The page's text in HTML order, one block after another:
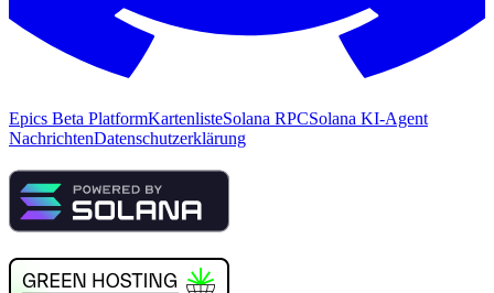
Epics Beta PlatformKartenlisteSolana RPCSolana KI-Agent
NachrichtenDatenschutzerklärung